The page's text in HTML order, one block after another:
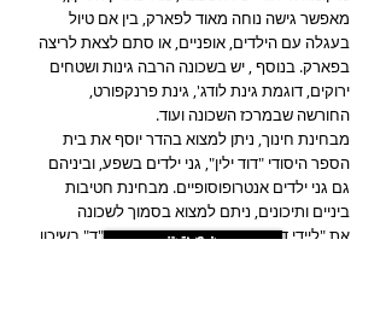
--נמכר--
מאפשר גישה נוחה מאוד לפארק, בין אם טיול
בעגלה עם הילדים, אופניים, או סתם לצאת לריצה
בפארק. בנוסף , יש בשכונה הרבה גינות ושטחים
ירוקים, דוגמת גינת לודג', גינת פרנקפורט,
החורשה שבמרכז השכונה ועוד.
מבחינת חינוך, ניתן למצוא בהדר יוסף את בית
הספר היסודי "דוד ילין", גני ילדים בשפע, וביניהם
גם גני ילדים אנטרופוסופיים. מבחינת חטיבות
ביניים ותיכונים, ניתם למצוא בסמוך לשכונה
את "ליידי דייוויס" בנאות אפקה ו"עירוני י"ד" בשיכון